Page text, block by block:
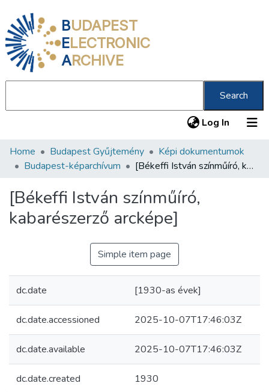
BUDAPEST
ELECTRONIC
ARCHIVE
Search
Log In (current)
Communities & Collections
Statistics
About us
Home Budapest Gyűjtemény
Képi dokumentumok
Budapest-képarchívum
[Békeffi István színműíró, kabarészerző arcképe]
[Békeffi István színműíró,
kabarészerző arcképe]
Simple item page
dc.date [1930-as évek]
dc.date.accessioned 2025-10-07T17:46:03Z
dc.date.available 2025-10-07T17:46:03Z
dc.date.created 1930